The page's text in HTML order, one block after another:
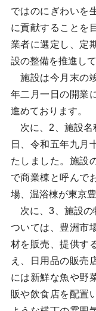
ではのにぎわいを
に貢献することを
業者に選定し、定
設の整備を推進して
施設は今月末の
年二月一日の開業
進めております。
次に、2、施設名
日、令和五年九月
たしました。施設
で商業棟と呼んで
場、温浴棟が東京
次に、3、施設の
ついては、豊洲市
材を販売、提供す
え、日用品の販売
には新鮮な魚や野
販や飲食店を配置